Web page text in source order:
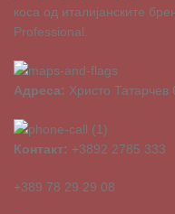
коса од италијанските
Professional.
Адреса: Христо Татарчев
Контакт: +3892 2785 333
+389 78 29 29 08